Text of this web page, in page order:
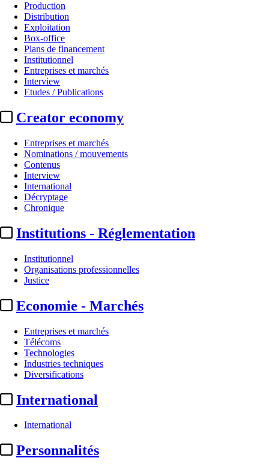
Production
Distribution
Exploitation
Box-office
Plans de financement
Institutionnel
Entreprises et marchés
Interview
Etudes / Publications
Creator economy
Entreprises et marchés
Nominations / mouvements
Contenus
Interview
International
Décryptage
Chronique
Institutions - Réglementation
Institutionnel
Organisations professionnelles
Justice
Economie - Marchés
Entreprises et marchés
Télécoms
Technologies
Industries techniques
Diversifications
International
International
Personnalités